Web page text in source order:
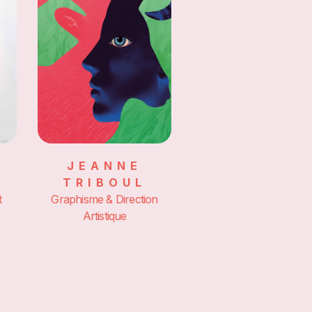
JEANNE
TRIBOUL
Graphisme & Direction
Artistique